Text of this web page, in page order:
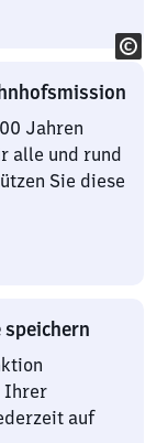
Jahren
alle und rund
Sie diese
Ihrer
auf